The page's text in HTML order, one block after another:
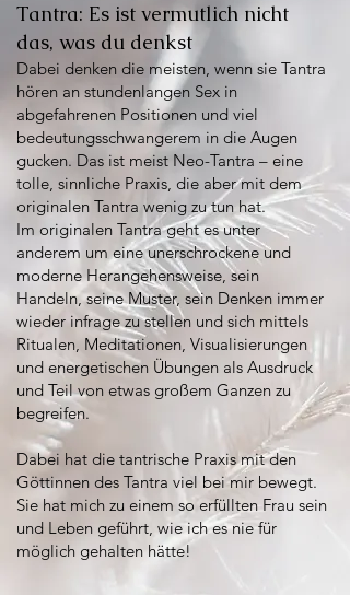
Tantra: Es ist vermutlich nicht
das, was du denkst
Dabei denken die meisten, wenn sie Tantra
hören an stundenlangen Sex in
abgefahrenen Positionen und viel
bedeutungsschwangerem in die Augen
gucken. Das ist meist Neo-Tantra – eine
tolle, sinnliche Praxis, die aber mit dem
originalen Tantra wenig zu tun hat.
Im originalen Tantra geht es unter
anderem um eine unerschrockene und
moderne Herangehensweise, sein
Handeln, seine Muster, sein Denken immer
wieder infrage zu stellen und sich mittels
Ritualen, Meditationen, Visualisierungen
und energetischen Übungen als Ausdruck
und Teil von etwas großem Ganzen zu
begreifen.
Dabei hat die tantrische Praxis mit den
Göttinnen des Tantra viel bei mir bewegt.
Sie hat mich zu einem so erfüllten Frau sein
und Leben geführt, wie ich es nie für
möglich gehalten hätte!